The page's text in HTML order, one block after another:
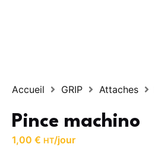
Accueil GRIP Attaches
Pince machino
1,00 € HT/jour